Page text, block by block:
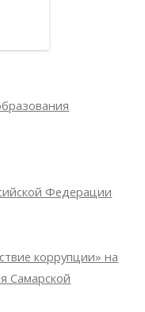
Федерации
коррупции» на
Самарской